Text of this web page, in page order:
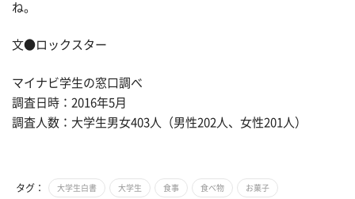
ね。
文●ロックスター
マイナビ学生の窓口調べ
調査日時：2016年5月
調査人数：大学生男女403人（男性202人、女性201人）
タグ： 大学生白書 大学生 食事 食べ物 お菓子